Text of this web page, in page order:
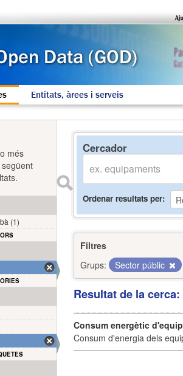
Entitats, àrees i serveis
Cercador
Ordenar resultats per
Filtres
Grups:
Sector públic
Resultat de la
Consum energètic
Consum d'energia dels
més
(1)